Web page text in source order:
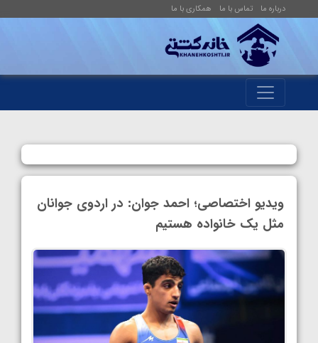
درباره ما تماس با ما همکاری با ما
ویدیو اختصاصی؛ احمد جوان: در اردوی جوانان
مثل یک خانواده هستیم